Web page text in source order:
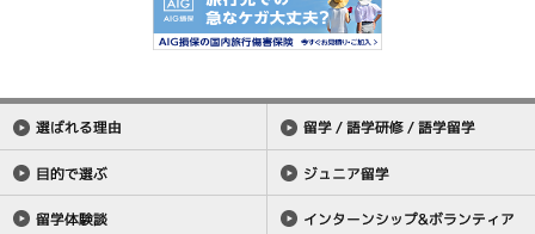
選ばれる理由
目的で選ぶ
留学体験談
留学 / 語学研修 / 語学留学
ジュニア留学
インターンシップ&ボランティア